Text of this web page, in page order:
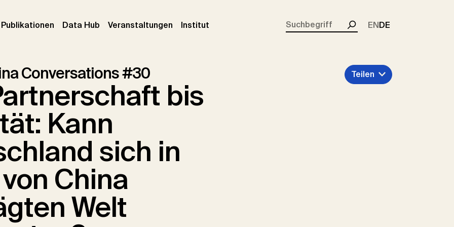
Publikationen (current)
Data Hub Veranstaltungen (current)
Institut
Suchen
ENDE
Conversations #30
bis
Kann
sich in
China
Welt
Teilen